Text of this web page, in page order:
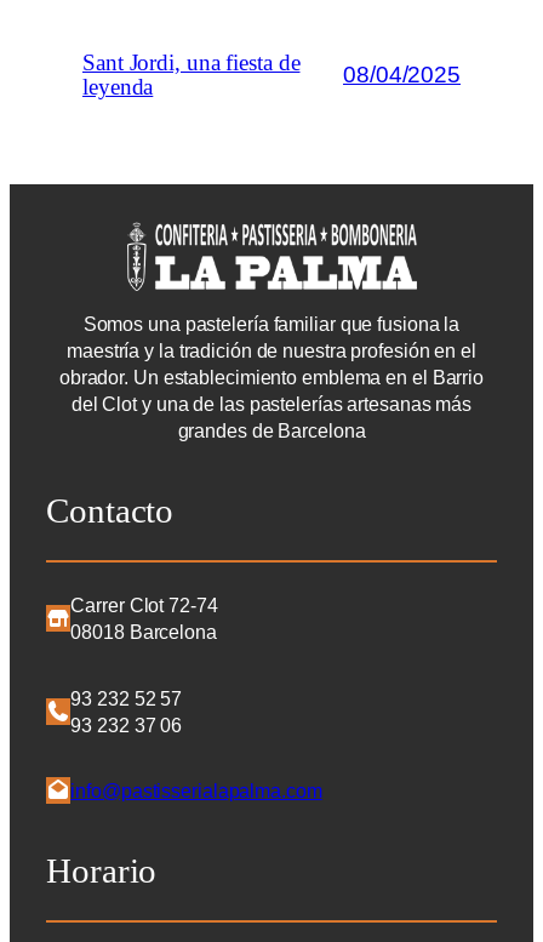
Sant Jordi, una fiesta de
leyenda
08/04/2025
Somos una pastelería familiar que fusiona la
maestría y la tradición de nuestra profesión en el
obrador. Un establecimiento emblema en el Barrio
del Clot y una de las pastelerías artesanas más
grandes de Barcelona
Contacto
Carrer Clot 72-74
08018 Barcelona
93 232 52 57
93 232 37 06
info@pastisserialapalma.com
Horario